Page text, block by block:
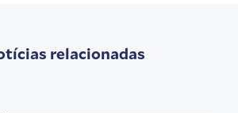
relacionadas